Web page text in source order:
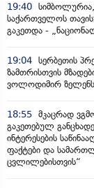
19:40
საქართველოს
გაკეთდა -
19:04 სერბეთის
ზამთრისთვის
ვოლოდიმირ
18:55 მკაცრად
გაკეთებულ
ინტერესების
ფაქტები და
ცვლილებისთვის“